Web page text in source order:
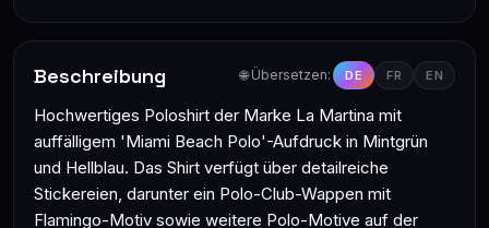
Beschreibung 🌐 Übersetzen: DE FR EN
Hochwertiges Poloshirt der Marke La Martina mit
auffälligem 'Miami Beach Polo'-Aufdruck in Mintgrün
und Hellblau. Das Shirt verfügt über detailreiche
Stickereien, darunter ein Polo-Club-Wappen mit
Flamingo-Motiv sowie weitere Polo-Motive auf der